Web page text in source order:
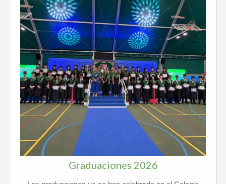
Graduaciones 2026